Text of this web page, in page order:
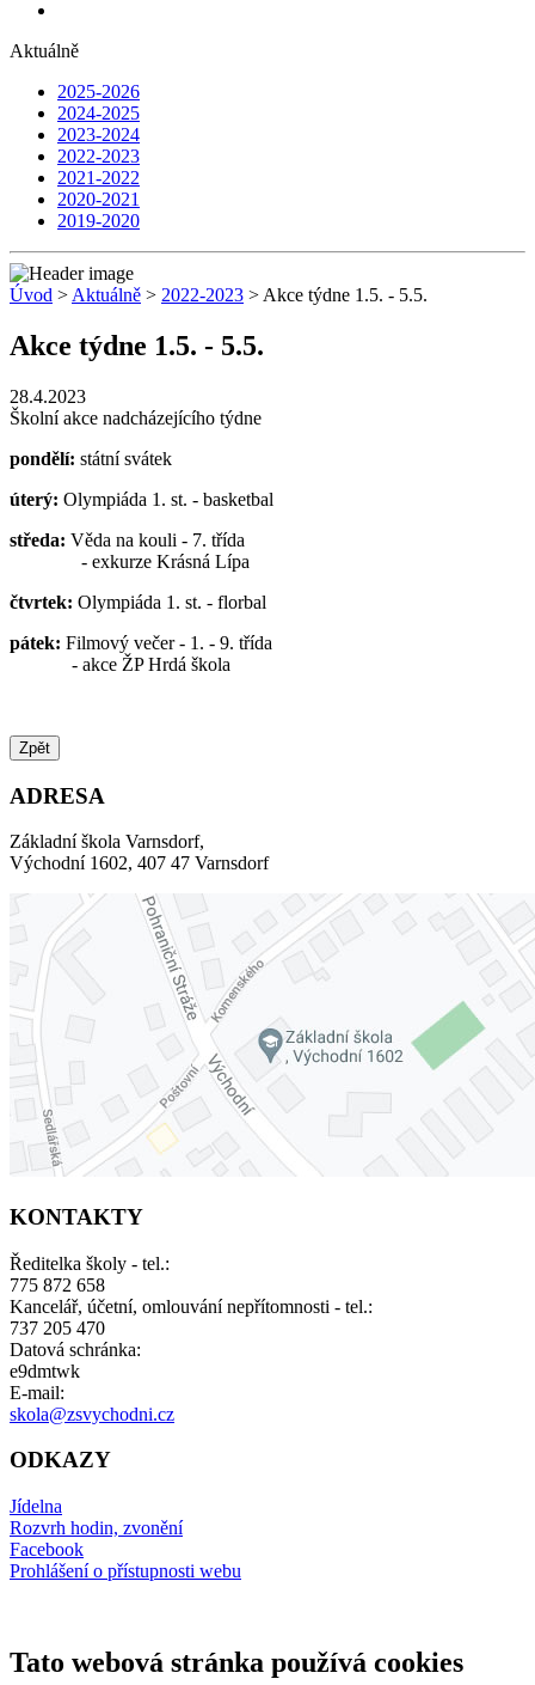
Aktuálně
2025-2026
2024-2025
2023-2024
2022-2023
2021-2022
2020-2021
2019-2020
Úvod > Aktuálně > 2022-2023 > Akce týdne 1.5. - 5.5.
Akce týdne 1.5. - 5.5.
28.4.2023
Školní akce nadcházejícího týdne
pondělí: státní svátek
úterý: Olympiáda 1. st. - basketbal
středa: Věda na kouli - 7. třída
- exkurze Krásná Lípa
čtvrtek: Olympiáda 1. st. - florbal
pátek: Filmový večer - 1. - 9. třída
- akce ŽP Hrdá škola
Zpět
ADRESA
Základní škola Varnsdorf,
Východní 1602, 407 47 Varnsdorf
KONTAKTY
Ředitelka školy - tel.:
775 872 658
Kancelář, účetní, omlouvání nepřítomnosti - tel.:
737 205 470
Datová schránka:
e9dmtwk
E-mail:
skola@zsvychodni.cz
ODKAZY
Jídelna
Rozvrh hodin, zvonění
Facebook
Prohlášení o přístupnosti webu
Tato webová stránka používá cookies